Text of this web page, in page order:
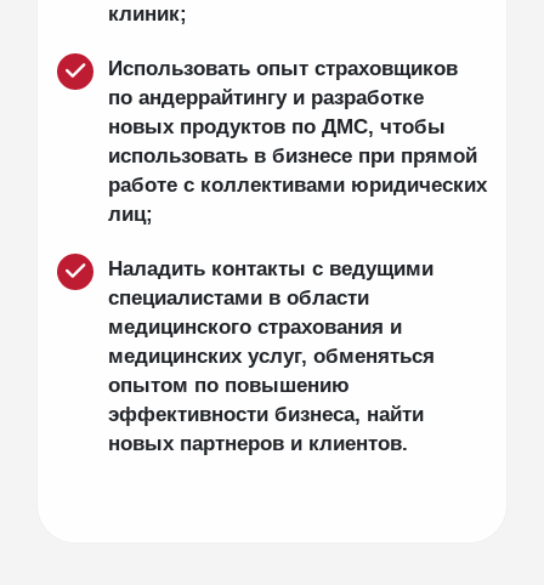
клиник;
Использовать опыт страховщиков
по андеррайтингу и разработке
новых продуктов по ДМС, чтобы
использовать в бизнесе при прямой
работе с коллективами юридических
лиц;
Наладить контакты с ведущими
специалистами в области
медицинского страхования и
медицинских услуг, обменяться
опытом по повышению
эффективности бизнеса, найти
новых партнеров и клиентов.